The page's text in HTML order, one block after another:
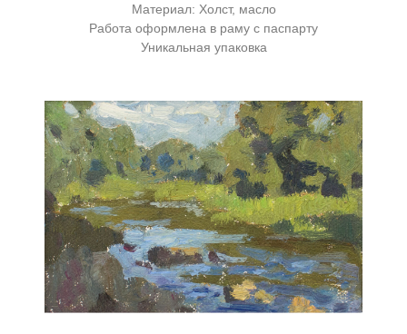
Материал: Холст, масло
Работа оформлена в раму с паспарту
Уникальная упаковка